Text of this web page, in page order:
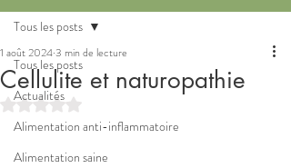
Tous les posts
Actualités
Alimentation anti-inflammatoire
Alimentation saine
Tous les posts
Cellulite et naturopathie
1 août 20243 min de lecture
Noté NaN étoiles sur 5.